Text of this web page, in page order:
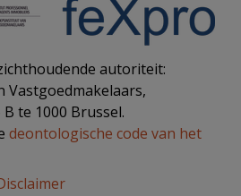
autoriteit:
te 1000 Brussel.
deontologische code van het